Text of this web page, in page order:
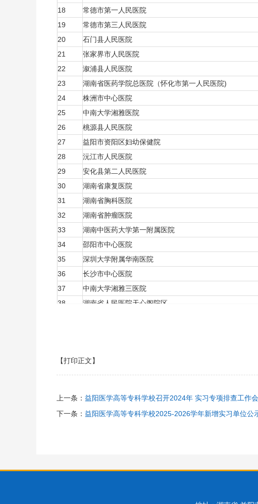
18
常德市第一人民医院
19
常德市第三人民医院
20
石门县人民医院
21
张家界市人民医院
22
溆浦县人民医院
23
湖南省医药学院总医院（怀化市第一人民医院)
24
株洲市中心医院
25
中南大学湘雅医院
26
桃源县人民医院
27
益阳市资阳区妇幼保健院
28
沅江市人民医院
29
安化县第二人民医院
30
湖南省康复医院
31
湖南省胸科医院
32
湖南省肿瘤医院
33
湖南中医药大学第一附属医院
34
邵阳市中心医院
35
深圳大学附属华南医院
36
长沙市中心医院
37
中南大学湘雅三医院
38
湖南省人民医院天心阁院区
42
前海人寿广州总医院
43
湖南省妇幼保健院
【打印正文】
上一条： 益阳医学高等专科学校召开2024年 实习专项排查工作
下一条： 益阳医学高等专科学校2025-2026学年新增实习单位公